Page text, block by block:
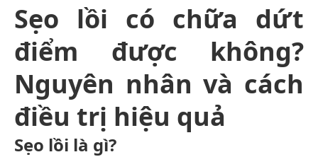
Sẹo lồi có chữa dứt
điểm được không?
Nguyên nhân và cách
điều trị hiệu quả
Sẹo lồi là gì?